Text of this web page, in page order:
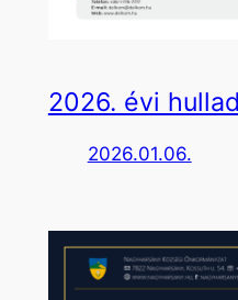
2026. évi
2026.01.06.